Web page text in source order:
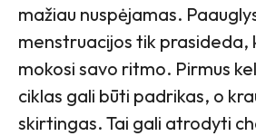
mažiau nuspėjamas.
menstruacijos tik prasideda,
mokosi savo ritmo. Pirmus
ciklas gali būti padrikas, o
skirtingas. Tai gali atrodyti